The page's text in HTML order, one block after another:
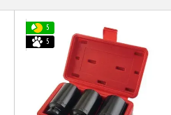
5
5